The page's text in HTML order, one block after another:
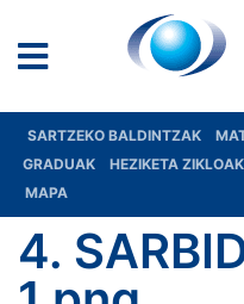
SARTZEKO BALDINTZAK
GRADUAK
HEZIKETA ZIKLOAK
MAPA
4.